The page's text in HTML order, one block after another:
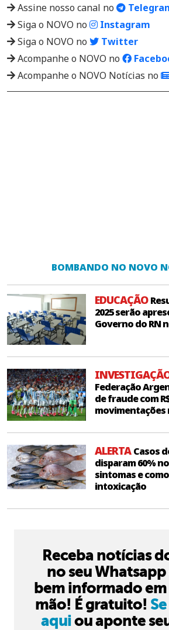
Assine nosso canal no
Siga o NOVO no
Instagram
Siga o NOVO no
Twitter
Acompanhe o NOVO no
Acompanhe o NOVO Notícias no
BOMBANDO NO NOVO
EDUCAÇÃO
2025 serão
Governo do RN
Federação
de fraude com
movimentações
ALERTACasos
disparam 60%
sintomas e
intoxicação
Receba notícias
no seu
bem informado
mão! É gratuito!
aquiou aponte